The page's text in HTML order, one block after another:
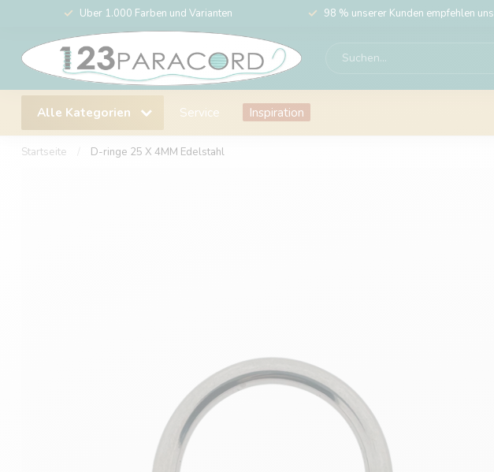
Über 1.000 Farben und Varianten 98 % unserer Kunden empfehlen uns
Alle Kategorien Service Inspiration
Startseite D-ringe 25 X 4MM Edelstahl